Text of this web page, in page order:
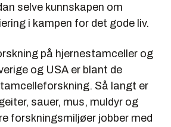
selve kunnskapen om
i kampen for det gode liv.
på hjernestamceller og
og USA er blant de
Så langt er
sauer, mus, muldyr og
forskningsmiljøer jobber med